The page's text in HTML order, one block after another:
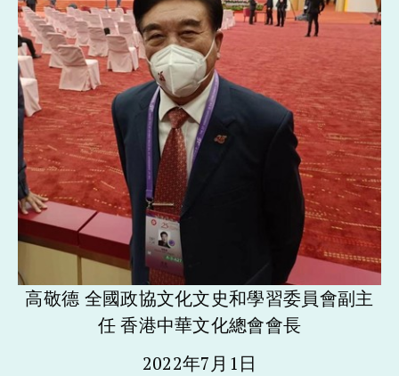
高敬德 全國政協文化文史和學習委員會副主
任 香港中華文化總會會長
2022年7月1日